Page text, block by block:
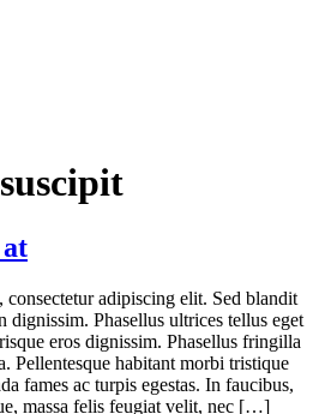
suscipit
adipiscing elit. Sed blandit
dignissim. Phasellus ultrices tellus eget
eros dignissim. Phasellus fringilla
Pellentesque habitant morbi tristique
fames ac turpis egestas. In faucibus,
massa felis feugiat velit, nec […]